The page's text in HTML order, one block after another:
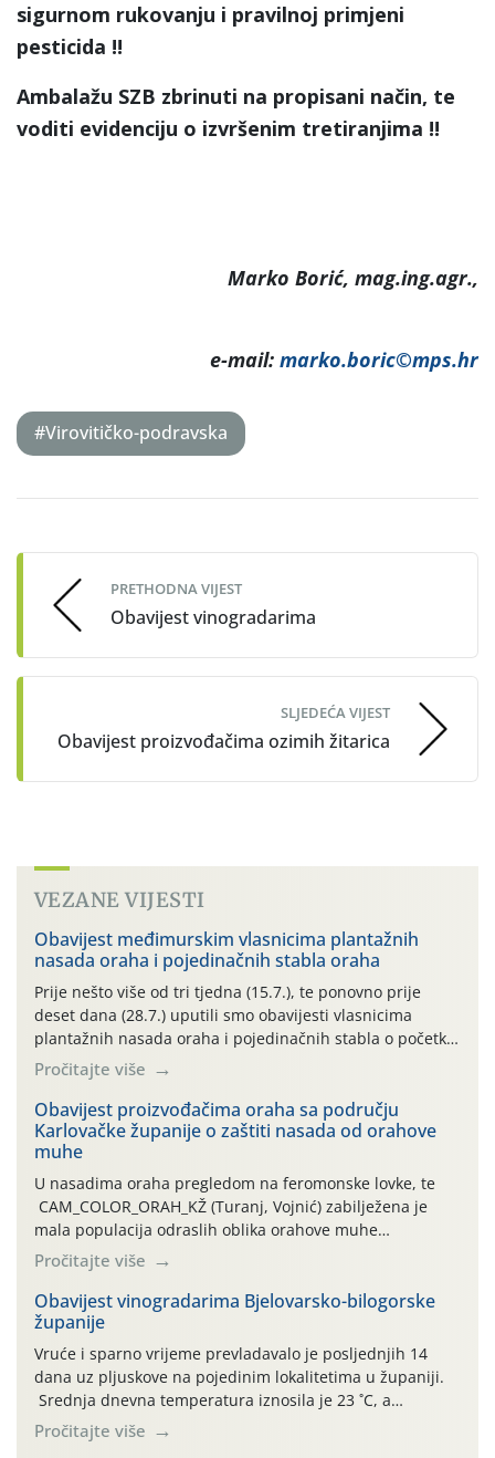
sigurnom rukovanju i pravilnoj primjeni
pesticida !!
Ambalažu SZB zbrinuti na propisani način, te
voditi evidenciju o izvršenim tretiranjima !!
Marko Borić, mag.ing.agr.,
e-mail: marko.boric©mps.hr
#Virovitičko-podravska
navigation
PRETHODNA VIJEST
Obavijest vinogradarima
SLJEDEĆA VIJEST
Obavijest proizvođačima ozimih žitarica
VEZANE VIJESTI
Obavijest međimurskim vlasnicima plantažnih
nasada oraha i pojedinačnih stabla oraha
Prije nešto više od tri tjedna (15.7.), te ponovno prije
deset dana (28.7.) uputili smo obavijesti vlasnicima
plantažnih nasada oraha i pojedinačnih stabla o početku
leta i ovogodišnjoj potrebi usmjerenog suzbijanja
orahove muhe (Rhagoletis completa)! Već dvanaest dana
traje drugi ovogodišnji “toplinski udar”, koji naročito
izražen zadnja šest dana (31.7.-05.8.), jer najviše
temperature zraka svakodnevno […]
Pročitajte više
Obavijest proizvođačima oraha sa području
Karlovačke županije o zaštiti nasada od orahove
muhe
U nasadima oraha pregledom na feromonske lovke, te
CAM_COLOR_ORAH_KŽ (Turanj, Vojnić) zabilježena je
mala populacija odraslih oblika orahove muhe
(Rhagoletis completa). Niska brojnost može se objasniti
činjenicom da je riječ o mladim nasadima s vrlo malim
urodom, što je povezano i s manjim brojem prezimjelih
jedinki. U starijim nasadima, na žutim ljepljivim Rebell
pločama s […]
Pročitajte više
Obavijest vinogradarima Bjelovarsko-bilogorske
županije
Vruće i sparno vrijeme prevladavalo je posljednjih 14
dana uz pljuskove na pojedinim lokalitetima u županiji.
Srednja dnevna temperatura iznosila je 23 ˚C, a
maksimalne su posljednjih dana dosezale do 35 ˚C.
Simptome plamenjače vinove loze (Plasmoparas
Pročitajte više